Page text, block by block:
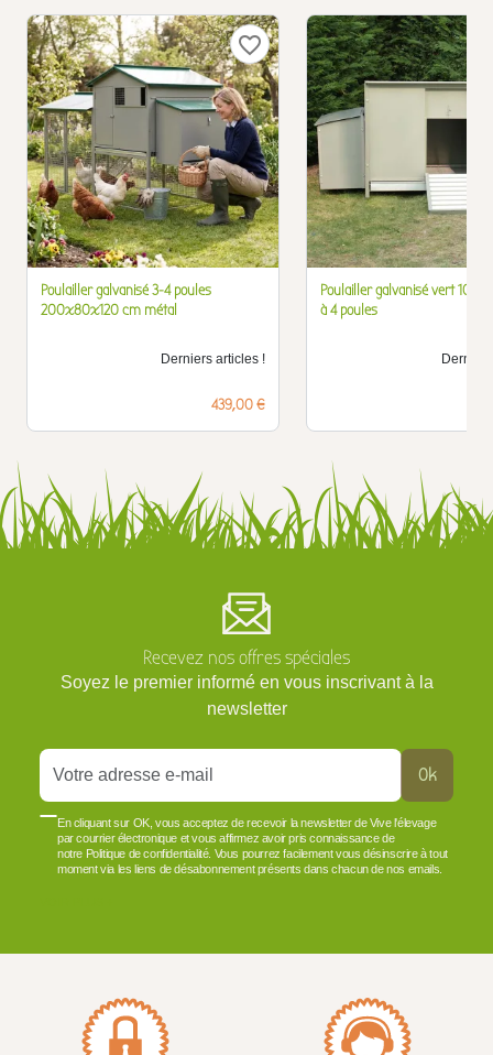
favorite_border
Poulailler galvanisé 3-4 poules
200x80x120 cm métal
Derniers articles !
Prix
439,00 €
Poulailler galvanisé vert
à 4 poules
Recevez nos offres spéciales
Soyez le premier informé en vous inscrivant à la
newsletter
Ok
En cliquant sur OK, vous acceptez de recevoir la newsletter de Vive l'élevage
par courrier électronique et vous affirmez avoir pris connaissance de
notre Politique de confidentialité. Vous pourrez facilement vous désinscrire à tout
moment via les liens de désabonnement présents dans chacun de nos emails.